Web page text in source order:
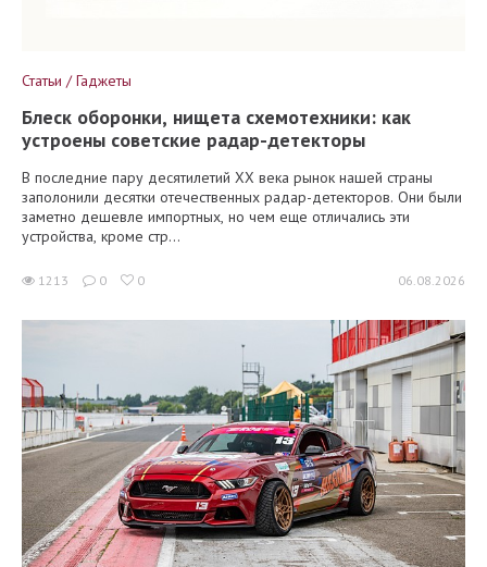
Статьи / Гаджеты
Блеск оборонки, нищета схемотехники: как
устроены советские радар-детекторы
В последние пару десятилетий XX века рынок нашей страны
заполонили десятки отечественных радар-детекторов. Они были
заметно дешевле импортных, но чем еще отличались эти
устройства, кроме стр...
1213 0 0 06.08.2026